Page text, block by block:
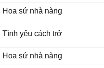
Hoa sứ nhà nàng
Tình yêu cách trở
Hoa sứ nhà nàng